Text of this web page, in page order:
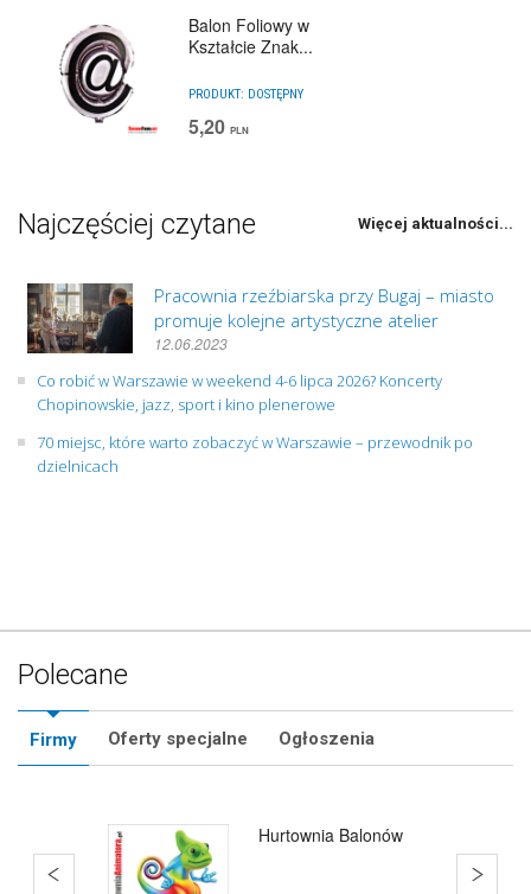
Balon Foliowy w
Kształcie Znak...
PRODUKT: DOSTĘPNY
5,20 PLN
Najczęściej czytane Więcej aktualności...
Pracownia rzeźbiarska przy Bugaj – miasto
promuje kolejne artystyczne atelier
12.06.2023
Co robić w Warszawie w weekend 4-6 lipca 2026? Koncerty
Chopinowskie, jazz, sport i kino plenerowe
70 miejsc, które warto zobaczyć w Warszawie – przewodnik po
dzielnicach
Polecane
Firmy Oferty specjalne Ogłoszenia
Hurtownia Balonów